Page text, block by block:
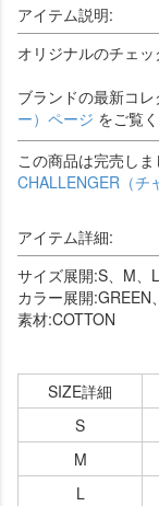
アイテム説明:
オリジナルのチェッ
ブランドの最新コ
ー）ページ をご覧
この商品は完売しま
CHALLENGER（チ
アイテム詳細:
サイズ展開:S、M、
カラー展開:GREEN
素材:COTTON
SIZE詳細
S
M
L